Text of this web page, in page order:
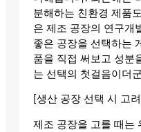
분해하는 친환경 제품
은 제조 공장의 연구개
좋은 공장을 선택하는
품을 직접 써보고 성분
는 선택의 첫걸음이더
[생산 공장 선택 시 고려
제조 공장을 고를 때는